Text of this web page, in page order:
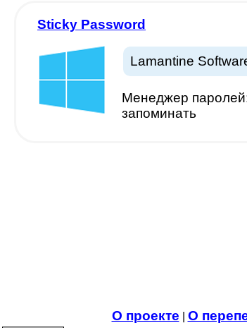
Sticky Password
Lamantine
Менеджер
запоминать
О проекте
О